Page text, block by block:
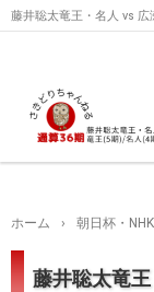
藤井聡太竜王・名人 vs
ホーム › 朝日杯・
藤井聡太竜